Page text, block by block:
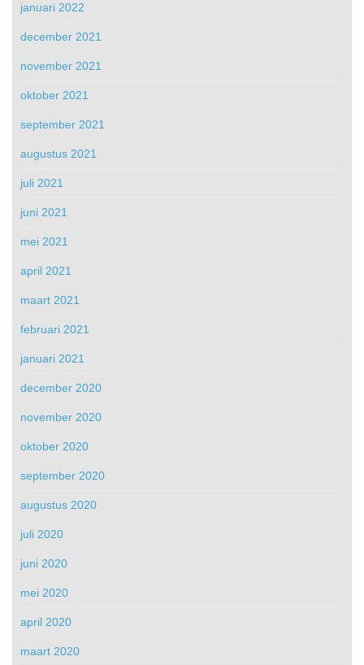
januari 2022
december 2021
november 2021
oktober 2021
september 2021
augustus 2021
juli 2021
juni 2021
mei 2021
april 2021
maart 2021
februari 2021
januari 2021
december 2020
november 2020
oktober 2020
september 2020
augustus 2020
juli 2020
juni 2020
mei 2020
april 2020
maart 2020